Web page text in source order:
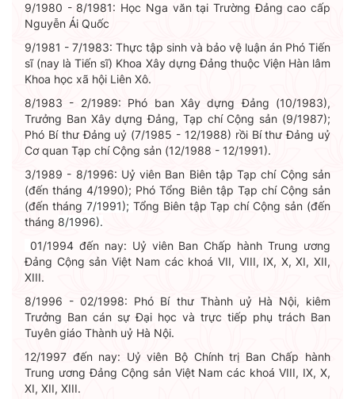
9/1980 - 8/1981: Học Nga văn tại Trường Đảng cao cấp
Nguyễn Ái Quốc
9/1981 - 7/1983: Thực tập sinh và bảo vệ luận án Phó Tiến
sĩ (nay là Tiến sĩ) Khoa Xây dựng Đảng thuộc Viện Hàn lâm
Khoa học xã hội Liên Xô.
8/1983 - 2/1989: Phó ban Xây dựng Đảng (10/1983),
Trưởng Ban Xây dựng Đảng, Tạp chí Cộng sản (9/1987);
Phó Bí thư Đảng uỷ (7/1985 - 12/1988) rồi Bí thư Đảng uỷ
Cơ quan Tạp chí Cộng sản (12/1988 - 12/1991).
3/1989 - 8/1996: Uỷ viên Ban Biên tập Tạp chí Cộng sản
(đến tháng 4/1990); Phó Tổng Biên tập Tạp chí Cộng sản
(đến tháng 7/1991); Tổng Biên tập Tạp chí Cộng sản (đến
tháng 8/1996).
01/1994 đến nay: Uỷ viên Ban Chấp hành Trung ương
Đảng Cộng sản Việt Nam các khoá VII, VIII, IX, X, XI, XII,
XIII.
8/1996 - 02/1998: Phó Bí thư Thành uỷ Hà Nội, kiêm
Trưởng Ban cán sự Đại học và trực tiếp phụ trách Ban
Tuyên giáo Thành uỷ Hà Nội.
12/1997 đến nay: Uỷ viên Bộ Chính trị Ban Chấp hành
Trung ương Đảng Cộng sản Việt Nam các khoá VIII, IX, X,
XI, XII, XIII.